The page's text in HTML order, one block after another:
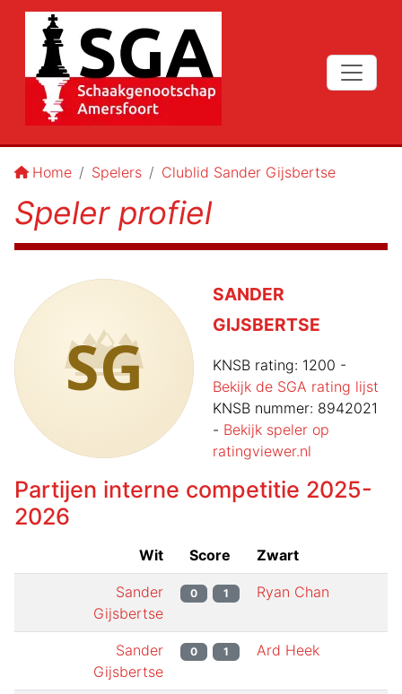
Home Spelers Clublid Sander Gijsbertse
Speler profiel
SG
SANDER
GIJSBERTSE
KNSB rating: 1200 -
Bekijk de SGA rating lijst
KNSB nummer: 8942021
- Bekijk speler op
ratingviewer.nl
Partijen interne competitie 2025-
2026
Wit Score Zwart
Sander
Gijsbertse
0 1 Ryan Chan
Sander
Gijsbertse
0 1 Ard Heek